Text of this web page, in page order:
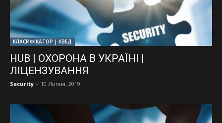
КЛАСИФІКАТОР | КВЕД
HUB | ОХОРОНА В УКРАЇНІ |
ЛІЦЕНЗУВАННЯ
Security - 10 Липня, 2019